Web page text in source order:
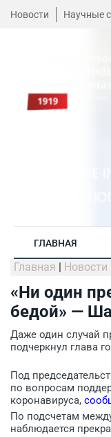
Новости Научные
ГЛАВНАЯ
Главная | Новости
«Ни один
бедой» —
Даже один случай
подчеркнул глава
Под
по вопросам
коронавируса,
По подсчетам
наблюдается